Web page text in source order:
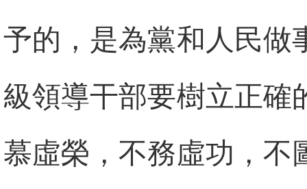
予的，是為黨和人民做
級領導干部要樹立正確
慕虛榮，不務虛功，不